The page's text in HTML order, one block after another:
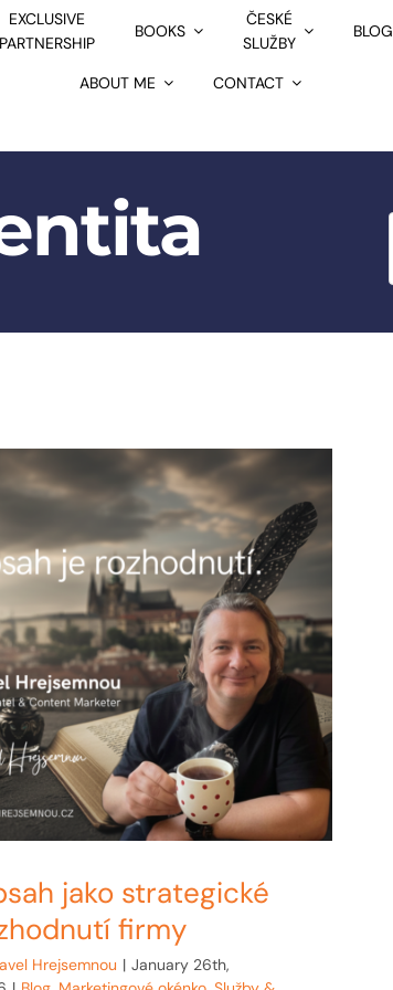
EXCLUSIVE
PARTNERSHIP
BOOKS
ČESKÉ
SLUŽBY
BLOG
ABOUT ME CONTACT
jako strategické
firmy
Hrejsemnou | January 26th,